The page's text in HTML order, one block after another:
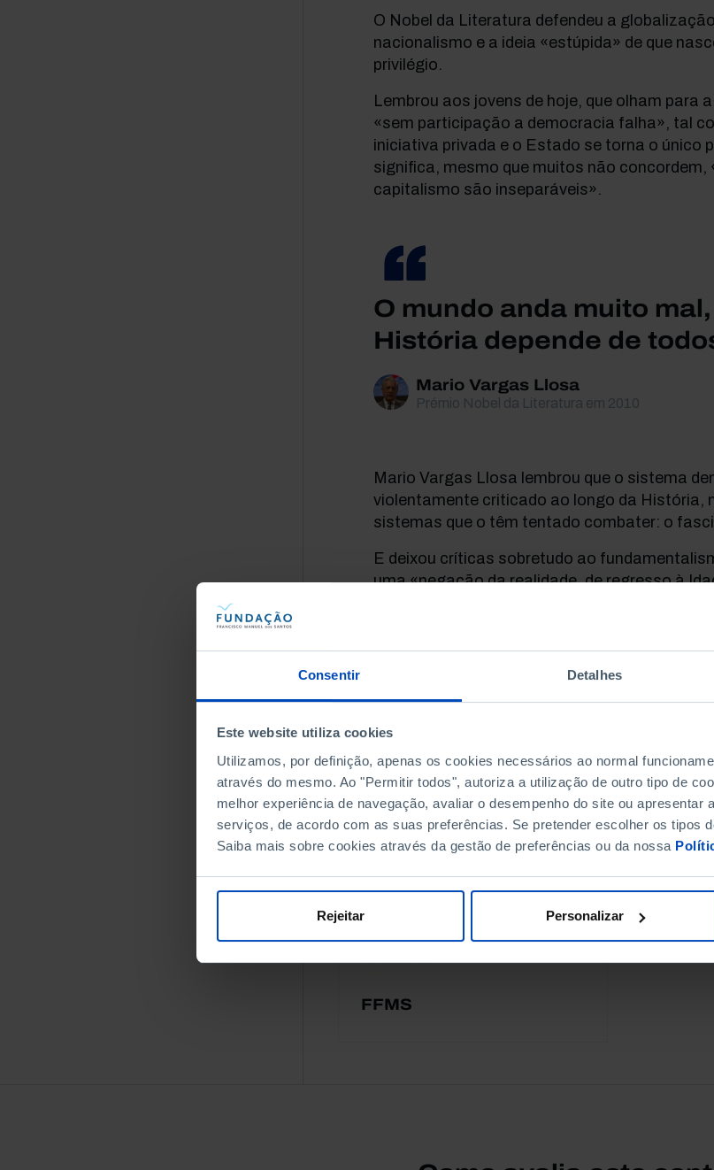
Consentir Detalhes
Este website utiliza cookies
Utilizamos, por definição, apenas os cookies necessários ao normal
através do mesmo. Ao "Permitir todos", autoriza a utilização de outro tipo de
melhor experiência de navegação, avaliar o desempenho do site ou apresentar
serviços, de acordo com as suas preferências. Se pretender escolher os tipos
Saiba mais sobre cookies através da gestão de preferências ou da nossa
Rejeitar Personalizar
O Nobel da Literatura defendeu a
nacionalismo e a ideia «estúpida» de que
privilégio.
Lembrou aos jovens de hoje, que olham para
«sem participação a democracia falha», tal
iniciativa privada e o Estado se torna o único
significa, mesmo que muitos não concordem,
capitalismo são inseparáveis».
O mundo anda muito
História depende de
Mario Vargas Llosa
Prémio Nobel da Literatura em 2010
Mario Vargas Llosa lembrou que o sistema
violentamente criticado ao longo da História,
sistemas que o têm tentado combater: o
E deixou críticas sobretudo ao
uma «negação da realidade, de regresso à
nada».
No final da sua intervenção, Mario Vargas
de esperança, intimamente ligada à
mas pela primeira vez na História depende de
Pode rever a sessão de encerramento do
Autoria
FFMS